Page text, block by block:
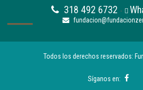
318 492 6732 -
Todos los derechos reservados:
Síganos en: